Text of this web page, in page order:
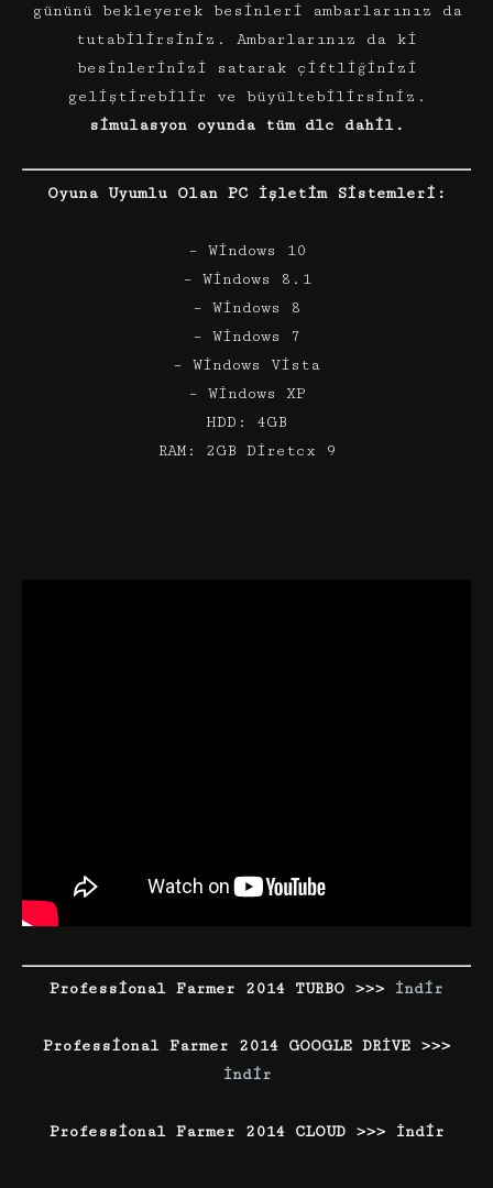
gününü bekleyerek besinleri ambarlarınız da
tutabilirsiniz. Ambarlarınız da ki
besinlerinizi satarak çiftliğinizi
geliştirebilir ve büyültebilirsiniz.
simulasyon oyunda tüm dlc dahil.
Oyuna Uyumlu Olan PC İşletim Sistemleri:
– Windows 10
– Windows 8.1
– Windows 8
– Windows 7
– Windows Vista
– Windows XP
HDD: 4GB
RAM: 2GB Diretcx 9
Professional Farmer 2014 TURBO >>> İndir
Professional Farmer 2014 GOOGLE DRİVE >>>
İndir
Professional Farmer 2014 CLOUD >>> İndir